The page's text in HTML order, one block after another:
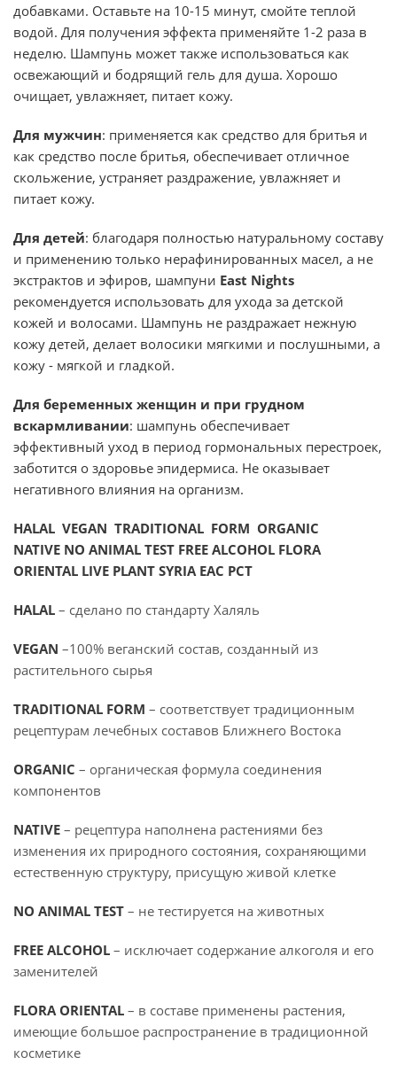
добавками. Оставьте на 10-15 минут, смойте теплой
водой. Для получения эффекта применяйте 1-2 раза в
неделю. Шампунь может также использоваться как
освежающий и бодрящий гель для душа. Хорошо
очищает, увлажняет, питает кожу.
Для мужчин: применяется как средство для бритья и
как средство после бритья, обеспечивает отличное
скольжение, устраняет раздражение, увлажняет и
питает кожу.
Для детей: благодаря полностью натуральному составу
и применению только нерафинированных масел, а не
экстрактов и эфиров, шампуни East Nights
рекомендуется использовать для ухода за детской
кожей и волосами. Шампунь не раздражает нежную
кожу детей, делает волосики мягкими и послушными, а
кожу - мягкой и гладкой.
Для беременных женщин и при грудном
вскармливании: шампунь обеспечивает
эффективный уход в период гормональных перестроек,
заботится о здоровье эпидермиса. Не оказывает
негативного влияния на организм.
HALAL VEGAN TRADITIONAL FORM ORGANIC
NATIVE NO ANIMAL TEST FREE ALCOHOL FLORA
ORIENTAL LIVE PLANT SYRIA EAC PCT
HALAL – сделано по стандарту Халяль
VEGAN –100% веганский состав, созданный из
растительного сырья
TRADITIONAL FORM – соответствует традиционным
рецептурам лечебных составов Ближнего Востока
ORGANIC – органическая формула соединения
компонентов
NATIVE – рецептура наполнена растениями без
изменения их природного состояния, сохраняющими
естественную структуру, присущую живой клетке
NO ANIMAL TEST – не тестируется на животных
FREE ALCOHOL – исключает содержание алкоголя и его
заменителей
FLORA ORIENTAL – в составе применены растения,
имеющие большое распространение в традиционной
косметике